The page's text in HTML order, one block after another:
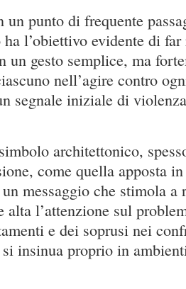
punto di frequente
l’obiettivo evidente di
un gesto semplice, ma
nell’agire contro
segnale iniziale di
architettonico,
come quella apposta
messaggio che stimola a
alta l’attenzione sul
e dei soprusi nei
si insinua proprio in